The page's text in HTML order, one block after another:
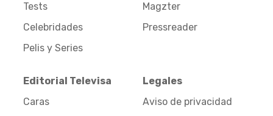
Tests
Celebridades
Pelis y Series
Magzter
Pressreader
Editorial Televisa
Caras
Legales
Aviso de privacidad